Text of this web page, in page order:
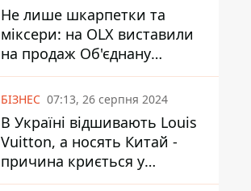
Не лише шкарпетки та
міксери: на OLX виставили
на продаж Об'єднану
Гірнично-Хімічну Компанію
за багато мільярдів
БІЗНЕС 07:13, 26 серпня 2024
В Україні відшивають Louis
Vuitton, а носять Китай -
причина криється у
податках